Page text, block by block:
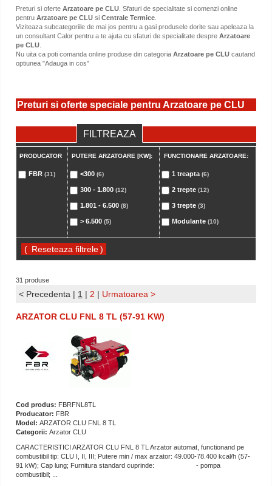
Preturi si oferte Arzatoare pe CLU . Sfaturi de specialitate si comenzi online
pentru Arzatoare pe CLU si Centrale Termice
Viziteaza subcategoriile de mai jos pentru a gasi produsele dorite sau apeleaza la
un consultant Calor pentru a te ajuta cu sfaturi de specialitate despre Arzatoare
pe CLU
Nu uita ca poti comanda online produse din categoria Arzatoare pe CLU cautand
optiunea "Adauga in cos"
Preturi si oferte speciale pentru Arzatoare pe CLU
FILTREAZA
PRODUCATOR
FBR (31)
PUTERE ARZATOARE [KW]:
<300 (6)
300 - 1.800 (12)
1.801 - 6.500 (8)
> 6.500 (5)
FUNCTIONARE ARZATOARE:
1 treapta (6)
2 trepte (12)
3 trepte (3)
Modulante (10)
( )
31 produse
< Precedenta | 1 | 2 | Urmatoarea >
ARZATOR CLU FNL 8 TL (57-91 KW)
Cod produs: FBRFNL8TL
Producator: FBR
Model: ARZATOR CLU FNL 8 TL
Categorii: Arzator CLU
CARACTERISTICI ARZATOR CLU FNL 8 TL Arzator automat, functionand pe
combustibil tip: CLU I, II, III; Putere min / max arzator: 49.000-78.400 kcal/h (57-
91 kW); Cap lung; Furnitura standard cuprinde: - pompa
combustibil; ...